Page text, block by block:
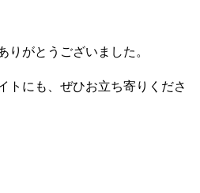
がとうございました。
トにも、ぜひお立ち寄りくださ